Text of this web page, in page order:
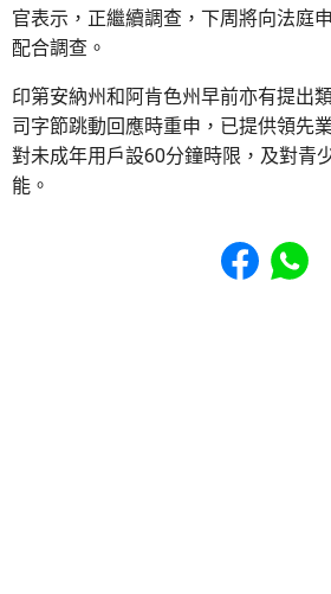
官表示，正繼續調查，下周將向法庭
配合調查。
印第安納州和阿肯色州早前亦有提出
司字節跳動回應時重申，已提供領先
對未成年用戶設60分鐘時限，及對青
能。
Share to